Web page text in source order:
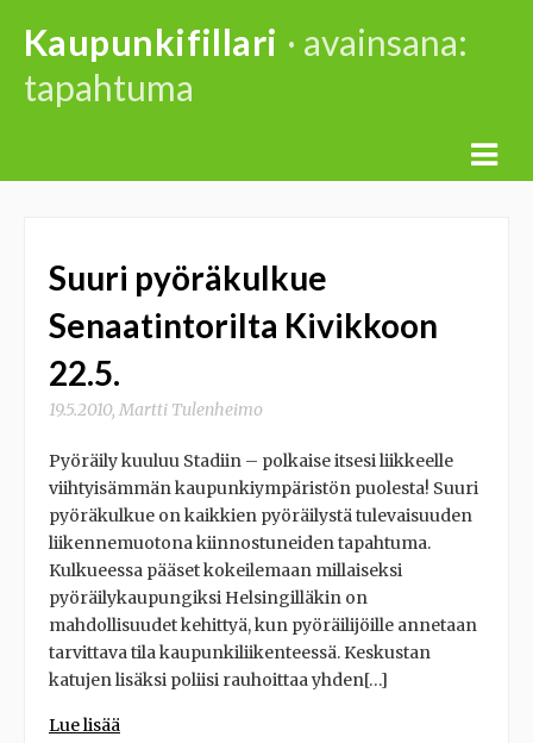
content
Kaupunkifillari · avainsana:
tapahtuma
Suuri pyöräkulkue
Senaatintorilta Kivikkoon
22.5.
19.5.2010, Martti Tulenheimo
Pyöräily kuuluu Stadiin – polkaise itsesi liikkeelle
viihtyisämmän kaupunkiympäristön puolesta! Suuri
pyöräkulkue on kaikkien pyöräilystä tulevaisuuden
liikennemuotona kiinnostuneiden tapahtuma.
Kulkueessa pääset kokeilemaan millaiseksi
pyöräilykaupungiksi Helsingilläkin on
mahdollisuudet kehittyä, kun pyöräilijöille annetaan
tarvittava tila kaupunkiliikenteessä. Keskustan
katujen lisäksi poliisi rauhoittaa yhden[…]
Lue lisää